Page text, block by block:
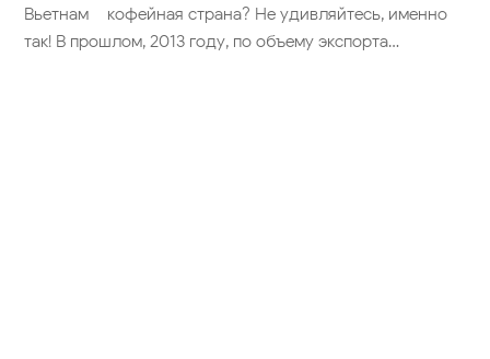
Вьетнам – кофейная страна? Не удивляйтесь, именно
так! В прошлом, 2013 году, по объему экспорта…